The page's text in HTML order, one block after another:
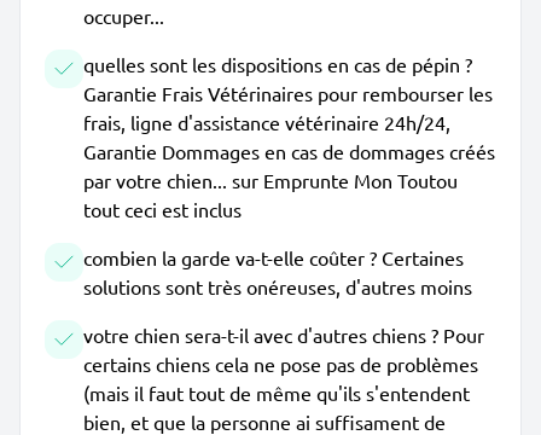
occuper...
quelles sont les dispositions en cas de pépin ?
Garantie Frais Vétérinaires pour rembourser les
frais, ligne d'assistance vétérinaire 24h/24,
Garantie Dommages en cas de dommages créés
par votre chien... sur Emprunte Mon Toutou
tout ceci est inclus
combien la garde va-t-elle coûter ? Certaines
solutions sont très onéreuses, d'autres moins
votre chien sera-t-il avec d'autres chiens ? Pour
certains chiens cela ne pose pas de problèmes
(mais il faut tout de même qu'ils s'entendent
bien, et que la personne ai suffisament de